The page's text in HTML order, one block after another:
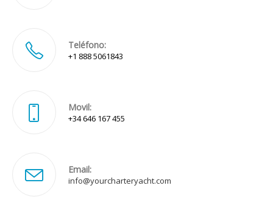
Teléfono:
+1 888 5061843
Movil:
+34 646 167 455
Email:
info@yourcharteryacht.com